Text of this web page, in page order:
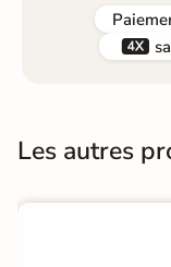

Les autres